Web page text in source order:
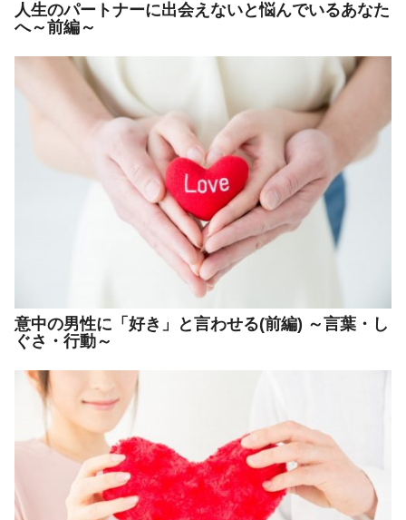
人生のパートナーに出会えないと悩んでいるあなた
へ～前編～
意中の男性に「好き」と言わせる(前編) ～言葉・し
ぐさ・行動～